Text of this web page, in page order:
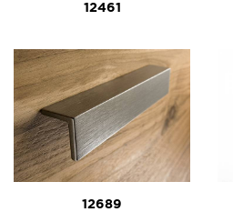
12461
12689